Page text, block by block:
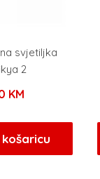
svjetiljka
2
KM